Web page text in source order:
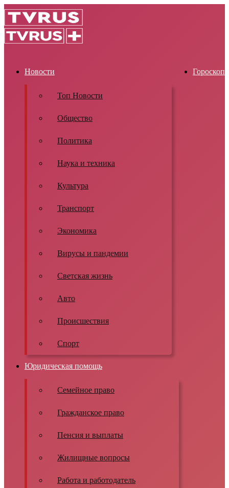
Новости
Топ Новости
Общество
Политика
Наука и техника
Культура
Транспорт
Экономика
Вирусы и пандемии
Светская жизнь
Авто
Происшествия
Спорт
Гороскоп
Юридическая помощь
Семейное право
Гражданское право
Пенсия и выплаты
Жилищные вопросы
Работа и работодатель